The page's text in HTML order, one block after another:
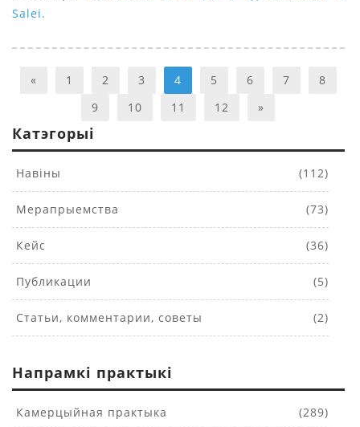
Salei.
« 1 2 3 4 5 6 7
8
9
10 11 12 »
Катэгорыі
Навіны (112)
Мерапрыемства (73)
Кейс (36)
Публикации (5)
Статьи, комментарии, советы (2)
Напрамкі практыкі
Камерцыйная практыка (289)